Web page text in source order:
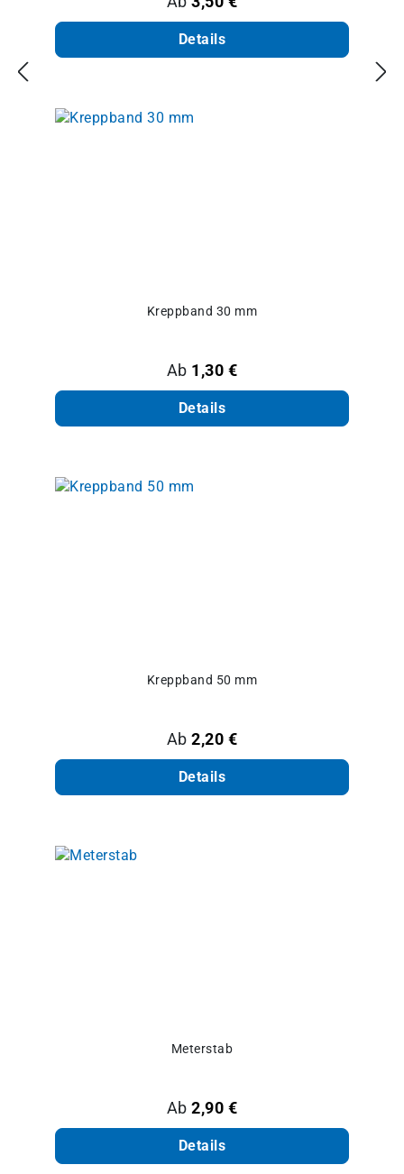
Details
Kreppband 30 mm
Regulärer Preis:
Ab 1,30 €
Details
Kreppband 50 mm
Regulärer Preis:
Ab2,20 €
Details
Meterstab
Regulärer Preis:
Ab2,90 €
Details